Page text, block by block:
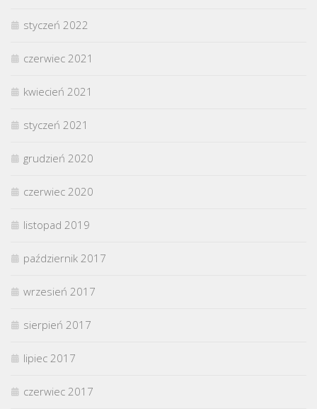
styczeń 2022
czerwiec 2021
kwiecień 2021
styczeń 2021
grudzień 2020
czerwiec 2020
listopad 2019
październik 2017
wrzesień 2017
sierpień 2017
lipiec 2017
czerwiec 2017